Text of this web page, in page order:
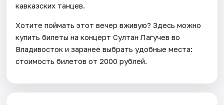
кавказских танцев.
Хотите поймать этот вечер вживую? Здесь можно
купить билеты на концерт Султан Лагучев во
Владивосток и заранее выбрать удобные места:
стоимость билетов от 2000 рублей.